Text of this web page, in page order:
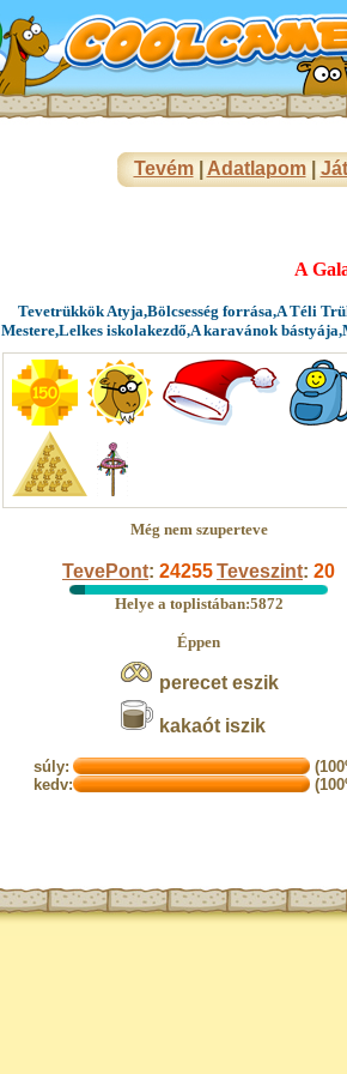
Tevém| Adatlapom|
A
Tevetrükkök Atyja,Bölcsesség forrása,A Téli
Mestere,Lelkes iskolakezdő,A karavánok
Még nem szuperteve
TevePont: 24255Teveszint: 20
Helye a toplistában:5872
Éppen
perecet eszik
kakaót iszik
súly:
kedv: